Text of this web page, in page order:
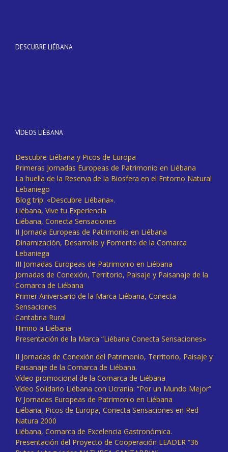
DESCUBRE LIÉBANA
VÍDEOS LIÉBANA
Descubre Liébana y Picos de Europa
Primeras Jornadas Europeas de Patrimonio en Liébana
La huella de la Reserva de la Biosfera en el Entorno Natural
Lebaniego
Blog trip: «Descubre Liébana».
Liébana, Vive tu Experiencia
Liébana, Conecta Sensaciones
II Jornada Europeas de Patrimonio en Liébana
Dinamización, Desarrollo y Fomento de la Comarca
Lebaniega
III Jornadas Europeas de Patrimonio en Liébana
Jornadas de Conexión, Territorio, Paisaje y Paisanaje de la
Comarca de Liébana
Primer Aniversario de la Marca Liébana, Conecta
Sensaciones
Cantabria Rural
Himno a Liébana
Presentación de la Marca “Liébana Conecta Sensaciones»
II Jornadas de Conexión del Patrimonio, Territorio, Paisaje y
Paisanaje de la Comarca de Liébana.
Vídeo promocional de la Comarca de Liébana
Vídeo Solidario Liébana con Ucrania: “Por un Mundo Mejor”
IV Jornadas Europeas de Patrimonio en Liébana
Liébana, Picos de Europa, Conecta Sensaciones en Red
Natura 2000
Liébana, Comarca de Excelencia Gastronómica.
Presentación del Proyecto de Cooperación LEADER “36